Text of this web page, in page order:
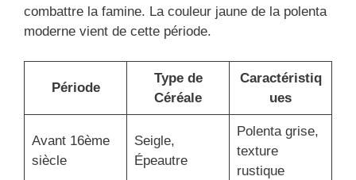
combattre la famine. La couleur jaune de la polenta
moderne vient de cette période.
Période
Type de
Céréale
Caractéristiq
ues
Avant 16ème
siècle
Seigle,
Épeautre
Polenta grise,
texture
rustique